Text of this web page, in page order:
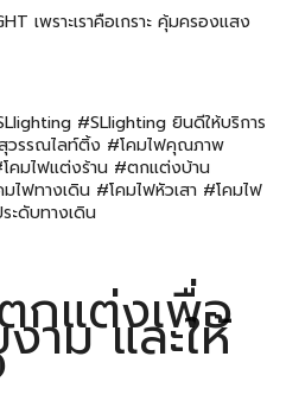
เพราะเราคือเกราะ คุ้มครองแสง
#SLlighting ยินดีให้บริการ
วรรณไลท์ติ้ง #โคมไฟคุณภาพ
คมไฟแต่งร้าน #ตกแต่งบ้าน
ฟทางเดิน #โคมไฟหัวเสา #โคมไฟ
ะดับทางเดิน
กแต่งเพื่อ
าม และให้